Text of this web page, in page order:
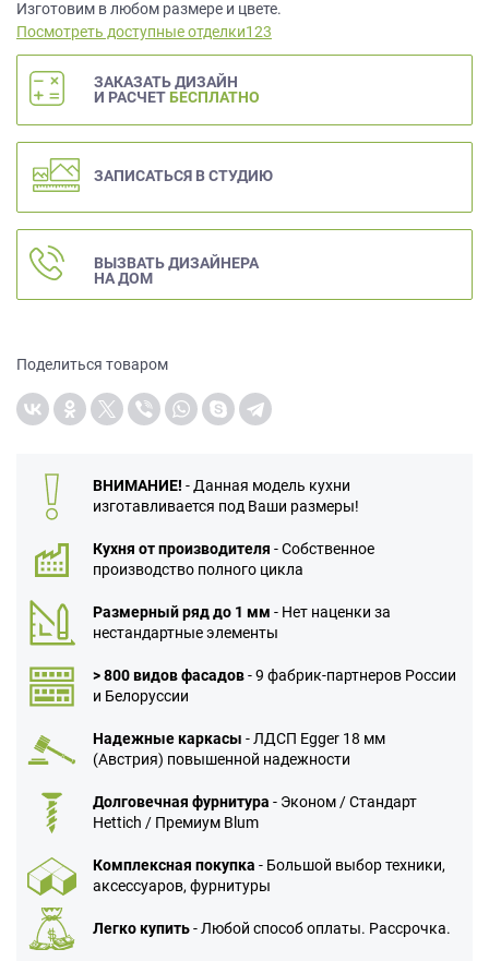
Изготовим в любом размере и цвете.
Посмотреть доступные отделки123
ЗАКАЗАТЬ ДИЗАЙН
И РАСЧЕТ БЕСПЛАТНО
ЗАПИСАТЬСЯ В СТУДИЮ
ВЫЗВАТЬ ДИЗАЙНЕРА
НА ДОМ
Поделиться товаром
ВНИМАНИЕ! - Данная модель кухни
изготавливается под Ваши размеры!
Кухня от производителя - Собственное
производство полного цикла
Размерный ряд до 1 мм - Нет наценки за
нестандартные элементы
> 800 видов фасадов- 9 фабрик-партнеров России
и Белоруссии
Надежные каркасы - ЛДСП Egger 18 мм
(Австрия) повышенной надежности
Долговечная фурнитура - Эконом / Стандарт
Hettich / Премиум Blum
Комплексная покупка - Большой выбор техники,
аксессуаров, фурнитуры
Легко купить- Любой способ оплаты. Рассрочка.
данных.